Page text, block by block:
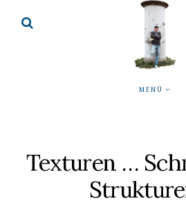
MENÜ
Texturen …